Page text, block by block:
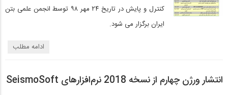
کنترل و پایش در تاریخ ۲۴ مهر ۹۸ توسط انجمن علمی بتن
ایران برگزار می شود.
ادامه مطلب
انتشار ورژن چهارم از نسخه 2018 نرم‌افزارهای SeismoSoft